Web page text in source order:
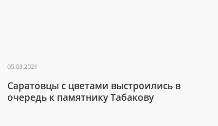
05.03.2021
Саратовцы с цветами выстроились в
очередь к памятнику Табакову